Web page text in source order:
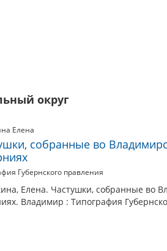
округ
Елена
собранные во
Губернского правления
Елена. Частушки, собранные во
Владимир : Типография